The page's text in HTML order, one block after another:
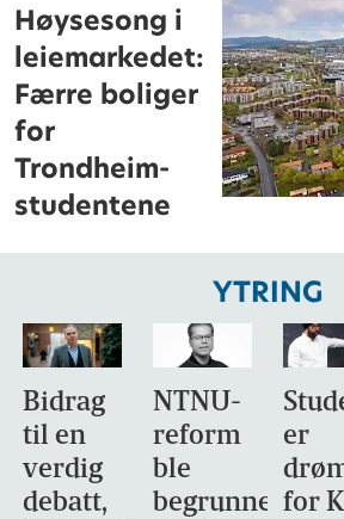
Høysesong i
leiemarkedet:
Færre boliger
for
Trondheim-
studentene
YTRING
Bidrag
til en
verdig
debatt,
NTNU-
reform
ble
begrunnet
er
for